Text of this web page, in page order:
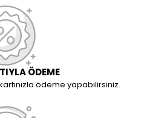
ÖDEME
ödeme yapabilirsiniz.